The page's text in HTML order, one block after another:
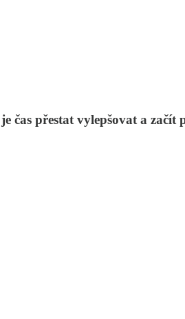
čas přestat vylepšovat a začít